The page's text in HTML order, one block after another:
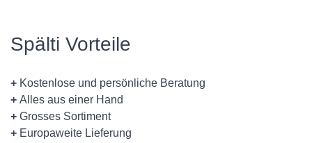
Spälti Vorteile
+ Kostenlose und persönliche Beratung
+ Alles aus einer Hand
+ Grosses Sortiment
+ Europaweite Lieferung